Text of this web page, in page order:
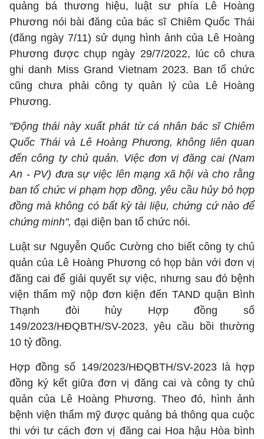
quảng bá thương hiệu, luật sư phía Lê Hoàng
Phương nói bài đăng của bác sĩ Chiêm Quốc Thái
(đăng ngày 7/11) sử dụng hình ảnh của Lê Hoàng
Phương được chụp ngày 29/7/2022, lúc cô chưa
ghi danh Miss Grand Vietnam 2023. Ban tổ chức
cũng chưa phải công ty quản lý của Lê Hoàng
Phương.
"Động thái này xuất phát từ cá nhân bác sĩ Chiêm
Quốc Thái và Lê Hoàng Phương, không liên quan
đến công ty chủ quản. Việc đơn vị đăng cai (Nam
An - PV) đưa sự việc lên mạng xã hội và cho rằng
ban tổ chức vi phạm hợp đồng, yêu cầu hủy bỏ hợp
đồng mà không có bất kỳ tài liệu, chứng cứ nào để
chứng minh", đại diện ban tổ chức nói.
Luật sư Nguyễn Quốc Cường cho biết công ty chủ
quản của Lê Hoàng Phương có họp bàn với đơn vị
đăng cai để giải quyết sự việc, nhưng sau đó bệnh
viện thẩm mỹ nộp đơn kiện đến TAND quận Bình
Thạnh đòi hủy Hợp đồng số
149/2023/HĐQBTH/SV-2023, yêu cầu bồi thường
10 tỷ đồng.
Hợp đồng số 149/2023/HĐQBTH/SV-2023 là hợp
đồng ký kết giữa đơn vị đăng cai và công ty chủ
quản của Lê Hoàng Phương. Theo đó, hình ảnh
bệnh viện thẩm mỹ được quảng bá thông qua cuộc
thi với tư cách đơn vị đăng cai Hoa hậu Hòa bình